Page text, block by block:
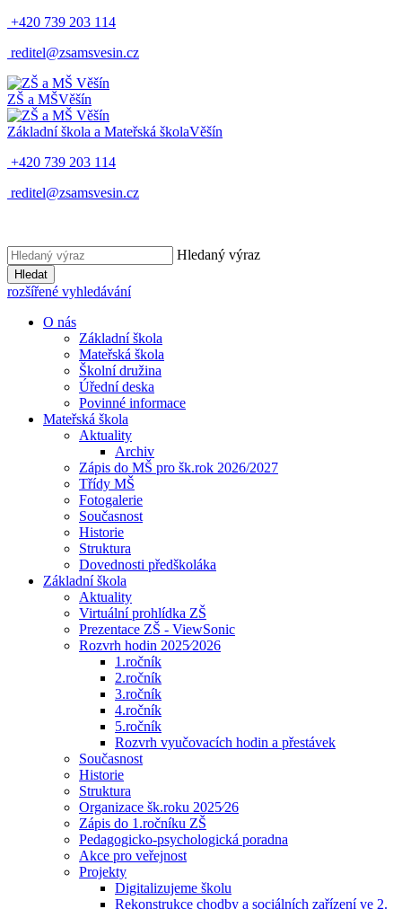
+420 739 203 114
reditel@zsamsvesin.cz
ZŠ a MŠVěšín
Základní škola a Mateřská školaVěšín
+420 739 203 114
reditel@zsamsvesin.cz
Hledaný výraz
Hledat
rozšířené vyhledávání
O nás
Základní škola
Mateřská škola
Školní družina
Úřední deska
Povinné informace
Mateřská škola
Aktuality
Archiv
Zápis do MŠ pro šk.rok 2026/2027
Třídy MŠ
Fotogalerie
Současnost
Historie
Struktura
Dovednosti předškoláka
Základní škola
Aktuality
Virtuální prohlídka ZŠ
Prezentace ZŠ - ViewSonic
Rozvrh hodin 2025⁄2026
1.ročník
2.ročník
3.ročník
4.ročník
5.ročník
Rozvrh vyučovacích hodin a přestávek
Současnost
Historie
Struktura
Organizace šk.roku 2025⁄26
Zápis do 1.ročníku ZŠ
Pedagogicko-psychologická poradna
Akce pro veřejnost
Projekty
Digitalizujeme školu
Rekonstrukce chodby a sociálních zařízení ve 2.